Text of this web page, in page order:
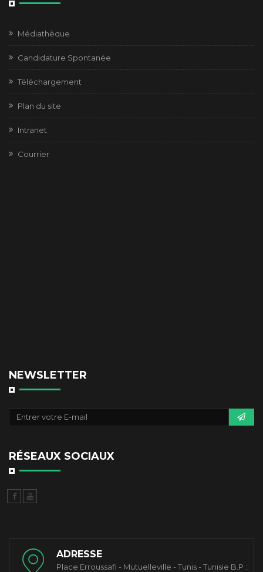
Médiathèque
Candidature Spontanée
Téléchargement
Plan du site
Intranet
Courrier
NEWSLETTER
RÉSEAUX SOCIAUX
ADRESSE
Place Erroussafi - Mutuelleville - Tunis - Tunisie B.P :